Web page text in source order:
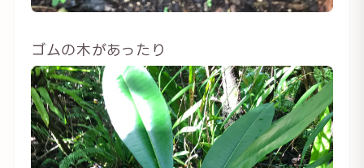
ゴムの木があったり